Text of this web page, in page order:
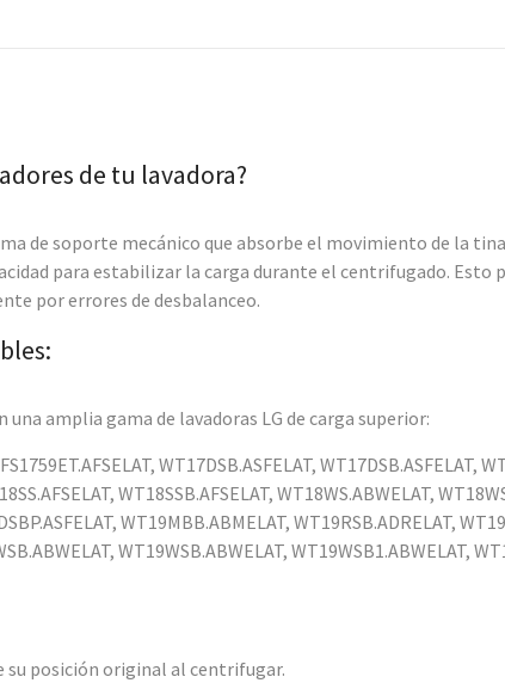
de tu lavadora?
de soporte mecánico que absorbe el movimiento de la
para estabilizar la carga durante el centrifugado. Esto
por errores de desbalanceo.
amplia gama de lavadoras LG de carga superior:
WT17DSB.ASFELAT, WT17DSB.ASFELAT,
WT18SSB.AFSELAT, WT18WS.ABWELAT,
WT19MBB.ABMELAT, WT19RSB.ADRELAT,
WT19WSB.ABWELAT, WT19WSB1.ABWELAT,
su posición original al centrifugar.